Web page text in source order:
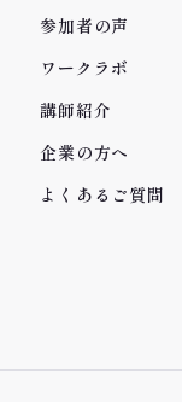
参加者の声
ワークラボ
講師紹介
企業の方へ
よくあるご質問